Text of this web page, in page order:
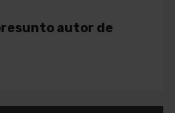
autor de